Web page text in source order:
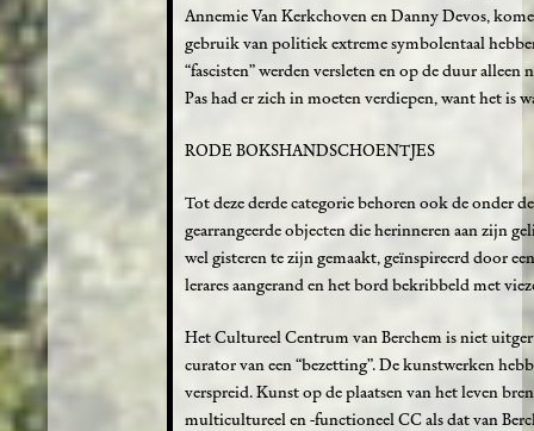
Annemie Van Kerkchoven en Danny Devos,
gebruik van politiek extreme symbolentaal
“fascisten” werden versleten en op de duur
Pas had er zich in moeten verdiepen, want het is
RODE BOKSHANDSCHOENTJES
Tot deze derde categorie behoren ook de onder
gearrangeerde objecten die herinneren aan zijn
wel gisteren te zijn gemaakt, geïnspireerd door
lerares aangerand en het bord bekribbeld met
Het Cultureel Centrum van Berchem is niet
curator van een “bezetting”. De kunstwerken
verspreid. Kunst op de plaatsen van het leven
multicultureel en -functioneel CC als dat van